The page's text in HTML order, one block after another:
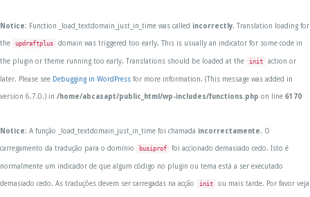
Notice: Function _load_textdomain_just_in_time was called incorrectly. Translation loading for
the updraftplus domain was triggered too early. This is usually an indicator for some code in
the plugin or theme running too early. Translations should be loaded at the init action or
later. Please see Debugging in WordPress for more information. (This message was added in
version 6.7.0.) in /home/abcasapt/public_html/wp-includes/functions.php on line 6170
Notice: A função _load_textdomain_just_in_time foi chamada incorrectamente. O
carregamento da tradução para o domínio busiprof foi accionado demasiado cedo. Isto é
normalmente um indicador de que algum código no plugin ou tema está a ser executado
demasiado cedo. As traduções devem ser carregadas na acção init ou mais tarde. Por favor veja